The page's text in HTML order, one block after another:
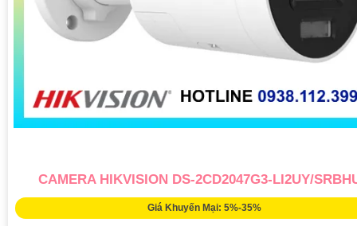
CAMERA HIKVISION DS-2CD2047G3-LI2UY/
Giá Khuyến Mại: 5%-35%